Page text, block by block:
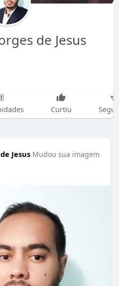
de Jesus
Curtiu
Jesus Mudou sua imagem